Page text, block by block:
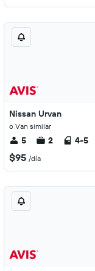
Nissan Urvan
o Van similar
5 2 4-5
$95 /día